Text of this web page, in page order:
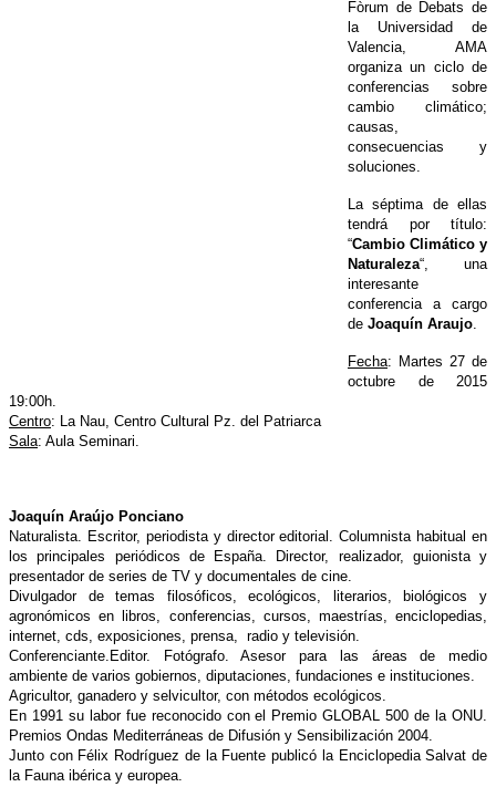
Fòrum de Debats de
la Universidad de
Valencia, AMA
organiza un ciclo de
conferencias sobre
cambio climático;
causas,
consecuencias y
soluciones.
La séptima de ellas
tendrá por título:
“Cambio Climático y
Naturaleza“, una
interesante
conferencia a cargo
de Joaquín Araujo.
Fecha: Martes 27 de
octubre de 2015
19:00h.
Centro: La Nau, Centro Cultural Pz. del Patriarca
Sala: Aula Seminari.
Joaquín Araújo Ponciano
Naturalista. Escritor, periodista y director editorial. Columnista habitual en
los principales periódicos de España. Director, realizador, guionista y
presentador de series de TV y documentales de cine.
Divulgador de temas filosóficos, ecológicos, literarios, biológicos y
agronómicos en libros, conferencias, cursos, maestrías, enciclopedias,
internet, cds, exposiciones, prensa, radio y televisión.
Conferenciante.Editor. Fotógrafo. Asesor para las áreas de medio
ambiente de varios gobiernos, diputaciones, fundaciones e instituciones.
Agricultor, ganadero y selvicultor, con métodos ecológicos.
En 1991 su labor fue reconocido con el Premio GLOBAL 500 de la ONU.
Premios Ondas Mediterráneas de Difusión y Sensibilización 2004.
Junto con Félix Rodríguez de la Fuente publicó la Enciclopedia Salvat de
la Fauna ibérica y europea.